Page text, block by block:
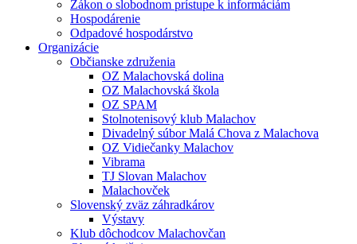
Zákon o slobodnom prístupe k informáciám
Hospodárenie
Odpadové hospodárstvo
Organizácie
Občianske združenia
OZ Malachovská dolina
OZ Malachovská škola
OZ SPAM
Stolnotenisový klub Malachov
Divadelný súbor Malá Chova z Malachova
OZ Vidiečanky Malachov
Vibrama
TJ Slovan Malachov
Malachovček
Slovenský zväz záhradkárov
Výstavy
Klub dôchodcov Malachovčan